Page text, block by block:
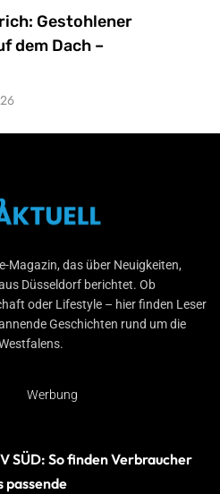
Gestohlener
dem Dach –
Magazin, das über Neuigkeiten,
Düsseldorf berichtet. Ob
oder Lifestyle – hier finden Leser
Geschichten rund um die
Werbung
SÜD: So finden Verbraucher
passende